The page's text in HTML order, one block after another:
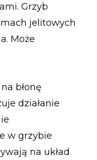
Grzyb
jelitowych
Może
błonę
działanie
w grzybie
na układ